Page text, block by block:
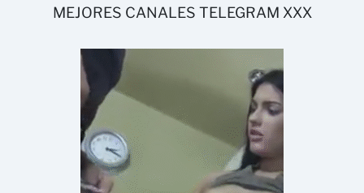
MEJORES CANALES TELEGRAM XXX